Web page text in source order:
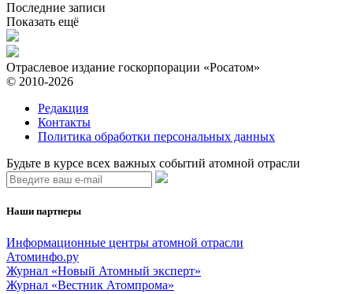
Последние записи
Показать ещё
Отраслевое издание госкорпорации «Росатом»
© 2010-2026
Редакция
Контакты
Политика обработки персональных данных
Будьте в курсе всех важных событий атомной отрасли
Наши партнеры
Информационные центры атомной отрасли
Атоминфо.ру
Журнал «Новый Атомный эксперт»
Журнал «Вестник Атомпрома»